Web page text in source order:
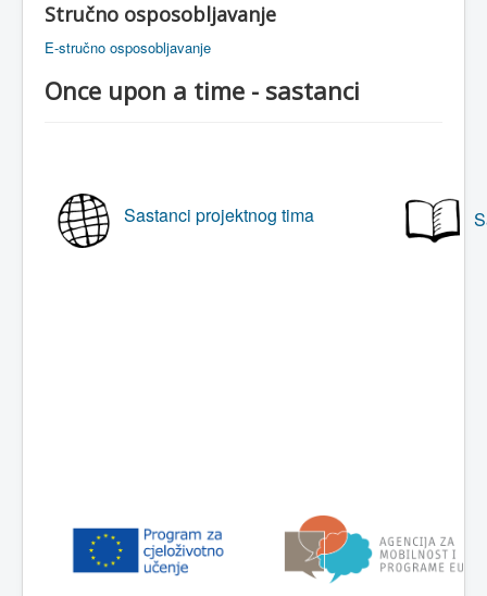
Stručno osposobljavanje
E-stručno osposobljavanje
Once upon a time - sastanci
Sastanci projektnog tima